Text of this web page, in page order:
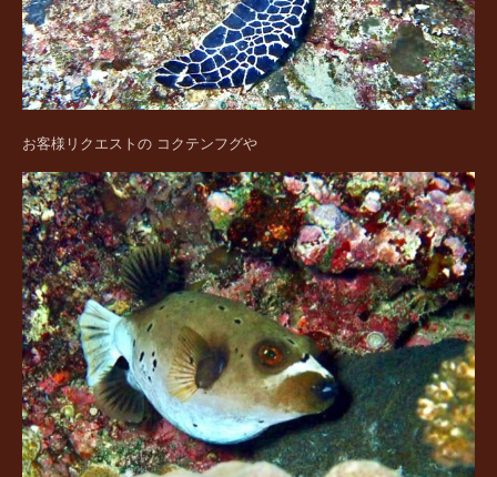
お客様リクエストの コクテンフグや